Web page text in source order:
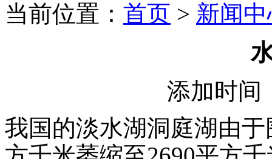
当前位置： 首页 > 新闻
添加时间
我国的淡水湖洞庭湖由